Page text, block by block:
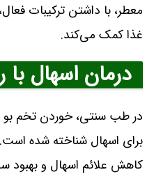
معطر، با داشتن ترکیبات
غذا کمک می‌کند.
درمان اسهال با
در طب سنتی، خوردن تخم بو
برای اسهال شناخته شده
کاهش علائم اسهال و